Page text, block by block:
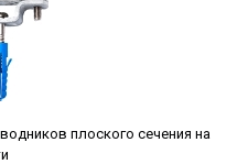
плоского сечения на